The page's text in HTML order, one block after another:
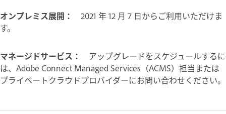
オンプレミス展開：
2021 年 12 月 7 日からご利用いただけま
す。
マネージドサービス：
アップグレードをスケジュールするに
は、Adobe Connect Managed Services（ACMS）担当または
プライベートクラウドプロバイダーにお問い合わせください。